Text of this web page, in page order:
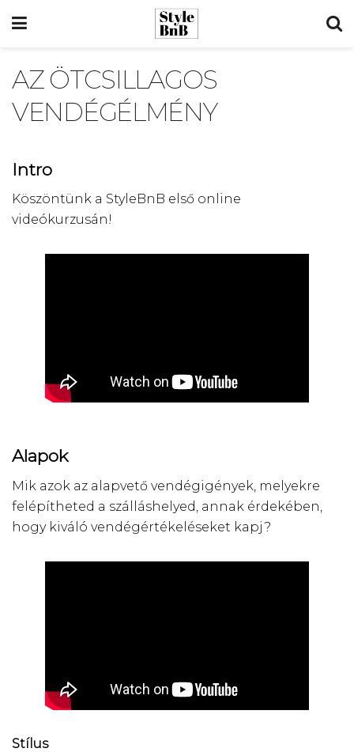
AZ ÖTCSILLAGOS
VENDÉGÉLMÉNY
Intro
Köszöntünk a StyleBnB első online
videókurzusán!
Alapok
Mik azok az alapvető vendégigények, melyekre
felépítheted a szálláshelyed, annak érdekében,
hogy kiváló vendégértékeléseket kapj?
Stílus